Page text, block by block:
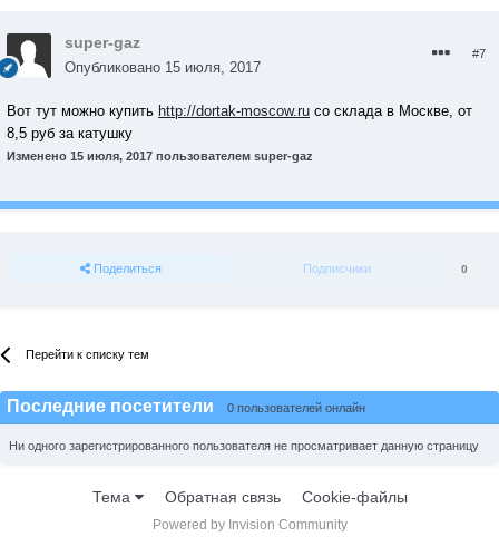
super-gaz
Опубликовано 15 июля, 2017
#7
Вот тут можно купить http://dortak-moscow.ru со склада в Москве, от
8,5 руб за катушку
Изменено 15 июля, 2017 пользователем super-gaz
Поделиться Подписчики 0
Перейти к списку тем
Последние посетители 0 пользователей онлайн
Ни одного зарегистрированного пользователя не просматривает данную страницу
Тема Обратная связь Cookie-файлы
Powered by Invision Community